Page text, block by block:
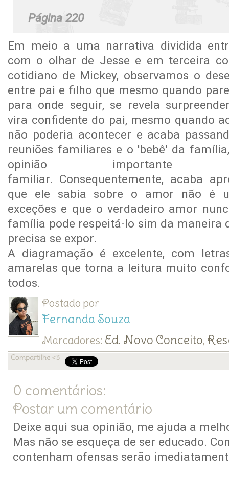
Página 220
Em meio a uma narrativa dividida
com o olhar de Jesse e em terceira
cotidiano de Mickey, observamos o
entre pai e filho que mesmo quando
para onde seguir, se revela
vira confidente do pai, mesmo quando
não poderia acontecer e acaba
reuniões familiares e o 'bebê' da
opinião
familiar. Consequentemente, acaba
que ele sabia sobre o amor não é
exceções e que o verdadeiro amor
família pode respeitá-lo sim da maneira
precisa se expor.
A diagramação é excelente, com
amarelas que torna a leitura muito
todos.
Postado por
Fernanda Souza
Marcadores: Ed. Novo Conceito,
0 comentários:
Postar um comentário
Deixe aqui sua opinião, me ajuda a
Mas não se esqueça de ser educado.
contenham ofensas serão